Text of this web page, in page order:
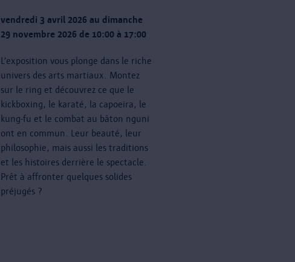
vendredi 3 avril 2026 au dimanche
29 novembre 2026 de 10:00 à 17:00
L’exposition vous plonge dans le riche
univers des arts martiaux. Montez
sur le ring et découvrez ce que le
kickboxing, le karaté, la capoeira, le
kung-fu et le combat au bâton nguni
ont en commun. Leur beauté, leur
philosophie, mais aussi les traditions
et les histoires derrière le spectacle.
Prêt à affronter quelques solides
préjugés ?